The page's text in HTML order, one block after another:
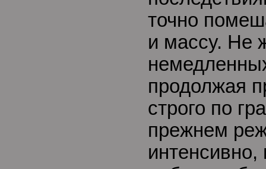
точно
и массу. Не
продолжая
строго по
прежнем